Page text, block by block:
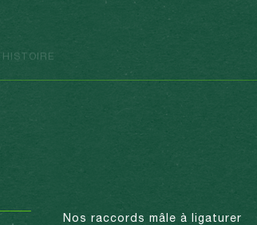
CONVOYEURS
Nos raccords mâle à ligaturer